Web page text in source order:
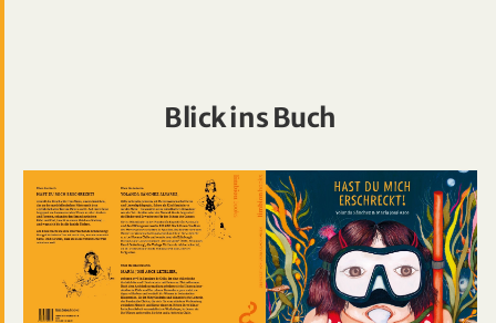
Blick ins Buch